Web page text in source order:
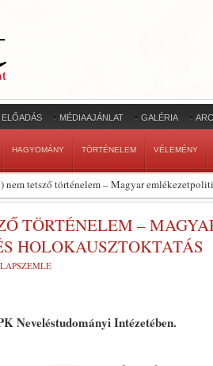
ELŐADÁS MÉDIAAJÁNLAT GALÉRIA
HAGYOMÁNY TÖRTÉNELEM VÉLEMÉNY
nem tetsző történelem – Magyar
TÖRTÉNELEM –
HOLOKAUSZTOKTATÁS
Neveléstudományi Intézetében.